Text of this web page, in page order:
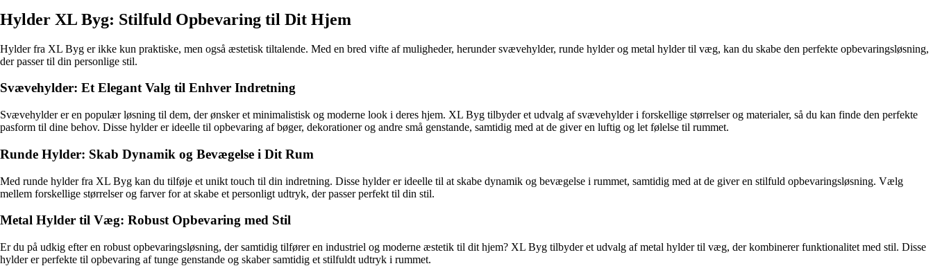
Hylder XL Byg: Stilfuld Opbevaring til Dit Hjem
Hylder fra XL Byg er ikke kun praktiske, men også æstetisk tiltalende. Med en bred vifte af muligheder, herunder svævehylder, runde hylder og metal hylder til væg, kan du skabe den perfekte opbevaringsløsning,
der passer til din personlige stil.
Svævehylder: Et Elegant Valg til Enhver Indretning
Svævehylder er en populær løsning til dem, der ønsker et minimalistisk og moderne look i deres hjem. XL Byg tilbyder et udvalg af svævehylder i forskellige størrelser og materialer, så du kan finde den perfekte
pasform til dine behov. Disse hylder er ideelle til opbevaring af bøger, dekorationer og andre små genstande, samtidig med at de giver en luftig og let følelse til rummet.
Runde Hylder: Skab Dynamik og Bevægelse i Dit Rum
Med runde hylder fra XL Byg kan du tilføje et unikt touch til din indretning. Disse hylder er ideelle til at skabe dynamik og bevægelse i rummet, samtidig med at de giver en stilfuld opbevaringsløsning. Vælg
mellem forskellige størrelser og farver for at skabe et personligt udtryk, der passer perfekt til din stil.
Metal Hylder til Væg: Robust Opbevaring med Stil
Er du på udkig efter en robust opbevaringsløsning, der samtidig tilfører en industriel og moderne æstetik til dit hjem? XL Byg tilbyder et udvalg af metal hylder til væg, der kombinerer funktionalitet med stil. Disse
hylder er perfekte til opbevaring af tunge genstande og skaber samtidig et stilfuldt udtryk i rummet.